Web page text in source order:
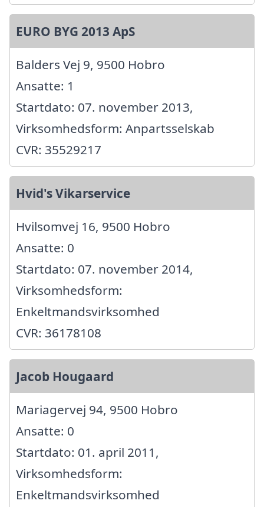
EURO BYG 2013 ApS
Balders Vej 9, 9500 Hobro
Ansatte: 1
Startdato: 07. november 2013,
Virksomhedsform: Anpartsselskab
CVR: 35529217
Hvid's Vikarservice
Hvilsomvej 16, 9500 Hobro
Ansatte: 0
Startdato: 07. november 2014,
Virksomhedsform:
Enkeltmandsvirksomhed
CVR: 36178108
Jacob Hougaard
Mariagervej 94, 9500 Hobro
Ansatte: 0
Startdato: 01. april 2011,
Virksomhedsform:
Enkeltmandsvirksomhed